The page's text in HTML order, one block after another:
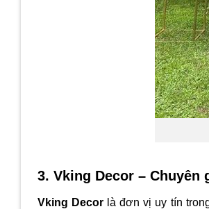
3. Vking Decor – Chuyên
Vking Decor là đơn vị uy tín